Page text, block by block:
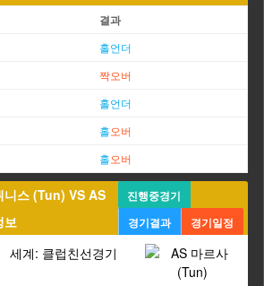
결과
홀언더
짝오버
홀언더
홀오버
홀오버
니스 (Tun) VS AS
보
진행중경기
경기결과
경기일정
세계: 클럽친선경기